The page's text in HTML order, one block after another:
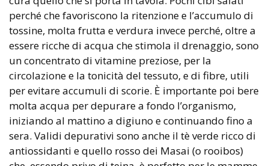
perché che favoriscono la ritenzione e l’accumulo di
tossine, molta frutta e verdura invece perché, oltre a
essere ricche di acqua che stimola il drenaggio, sono
un concentrato di vitamine preziose, per la
circolazione e la tonicità del tessuto, e di fibre, utili
per evitare accumuli di scorie. È importante poi bere
molta acqua per depurare a fondo l’organismo,
iniziando al mattino a digiuno e continuando fino a
sera. Validi depurativi sono anche il tè verde ricco di
antiossidanti e quello rosso dei Masai (o rooibos)